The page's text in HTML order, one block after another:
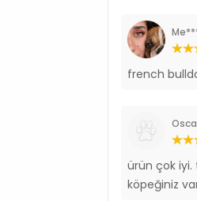
french
ürün çok iyi.
köpeğiniz